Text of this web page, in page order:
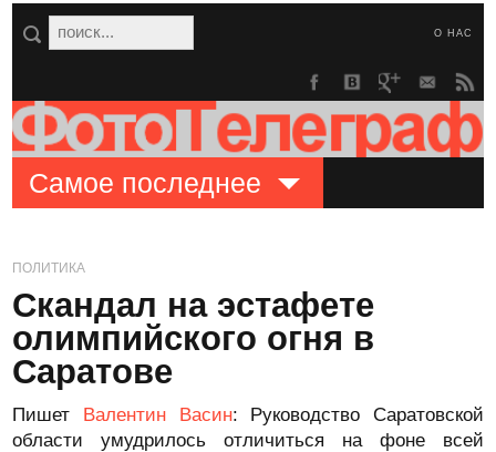
О НАС
Самое последнее
ПОЛИТИКА
Скандал на эстафете
олимпийского огня в
Саратове
Пишет Валентин Васин: Руководство Саратовской
области умудрилось отличиться на фоне всей